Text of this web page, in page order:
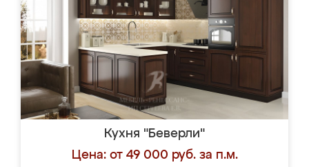
Кухня "Беверли"
Цена: от 49 000 руб. за п.м.